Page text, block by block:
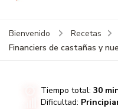
Bienvenido
Recetas
Financiers de castañas y
Tiempo total:30
Dificultad: